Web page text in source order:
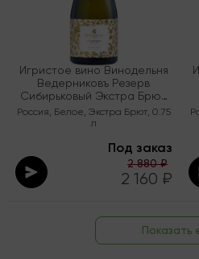
Игристое вино Винодельня
Ведерниковъ Резерв
Сибирьковый Экстра Брют
ЗГУ Долина Дона
Россия, Белое, Экстра Брют, 0.75
л
Под заказ
2 880 ₽
2 160 ₽
Показать